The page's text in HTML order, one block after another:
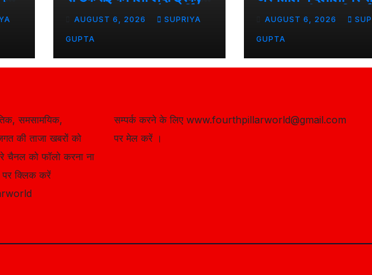
बड़ा हादसा टला; अवैध पार्किंग
पर उठे सवाल
AUGUST 6, 2026 SUPRIYA
GUPTA
LED स्क्रीन पर
रहीं संदिग्धों की तस्वीरें
AUGUST 6, 2026
GUPTA
समसामयिक,
की ताजा खबरों को
को फॉलो करना ना
क्लिक करें
सम्पर्क करने के लिए www.fourthpillarworld@gmail.com
पर मेल करें ।